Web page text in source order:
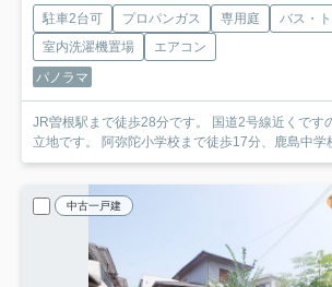
駐車2台可 プロパンガス 専用庭
バス・
室内洗濯機置場
エアコン
パノラマ
JR曽根駅まで徒歩28分です。 国道2号線近くです
立地です。 阿弥陀小学校まで徒歩17分、鹿島中学
中古一戸建